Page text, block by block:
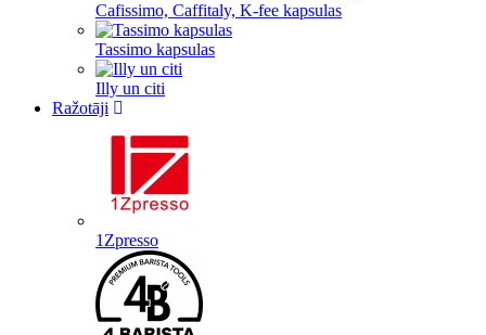
Cafissimo, Caffitaly, K-fee kapsulas
Tassimo kapsulas
Illy un citi
Ražotāji
1Zpresso